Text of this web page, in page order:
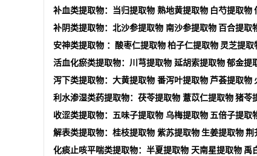
补血类提取物：当归提取物 熟地黄提取物 白芍提取物
补阴类提取物：北沙参提取物 南沙参提取物 百合提取
安神类提取物 ：酸枣仁提取物 柏子仁提取物 灵芝提取
活血化瘀类提取物：川芎提取物 延胡索提取物 郁金提
泻下类提取物：大黄提取物 番泻叶提取物 芦荟提取物
利水渗湿类药提取物：茯苓提取物 薏苡仁提取物 猪苓
收涩类提取物：五味子提取物 乌梅提取物 五倍子提取
解表类提取物：桂枝提取物 紫苏提取物 生姜提取物 荆
化痰止咳平喘类提取物：半夏提取物 天南星提取物 禹